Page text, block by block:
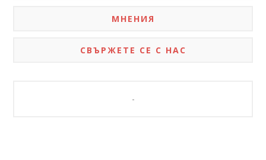
МНЕНИЯ
СВЪРЖЕТЕ СЕ С НАС
-